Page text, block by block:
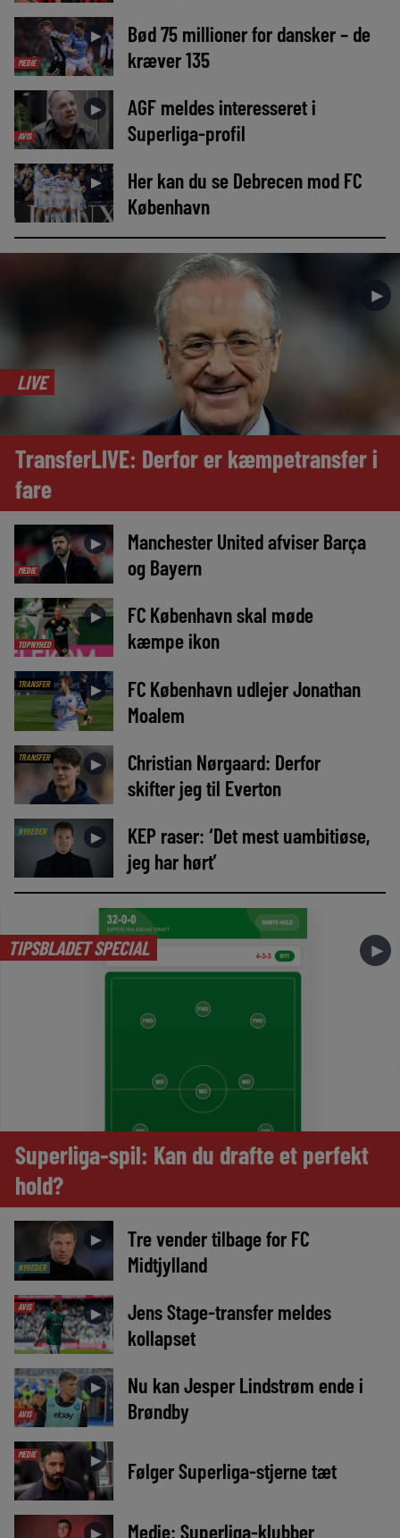
MEDIE
►
Bød 75 millioner for dansker – de
kræver 135
AVIS
►
AGF meldes interesseret i
Superliga-profil
►
Her kan du se Debrecen mod FC
København
►
LIVE
TransferLIVE: Derfor er kæmpetransfer i
fare
MEDIE
►
Manchester United afviser Barça
og Bayern
TOPNYHED
►
FC København skal møde
kæmpe ikon
TRANSFER ►
FC København udlejer Jonathan
Moalem
TRANSFER ►
Christian Nørgaard: Derfor
skifter jeg til Everton
NYHEDER ►
KEP raser: ‘Det mest uambitiøse,
jeg har hørt’
TIPSBLADET SPECIAL ►
Superliga-spil: Kan du drafte et perfekt
hold?
NYHEDER
►
Tre vender tilbage for FC
Midtjylland
AVIS ►
Jens Stage-transfer meldes
kollapset
AVIS
►
Nu kan Jesper Lindstrøm ende i
Brøndby
MEDIE ► Følger Superliga-stjerne tæt
► Medie: Superliga-klubber